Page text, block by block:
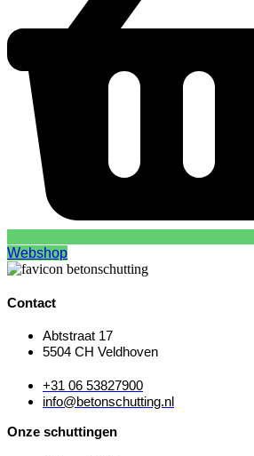
Webshop
Contact
Abtstraat 17
5504 CH Veldhoven
+31 06 53827900
info@betonschutting.nl
Onze schuttingen